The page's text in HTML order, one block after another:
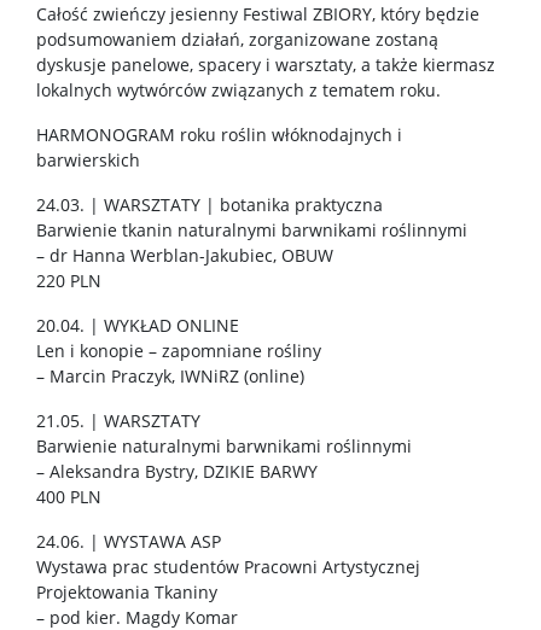
Całość zwieńczy jesienny Festiwal ZBIORY, który będzie
podsumowaniem działań, zorganizowane zostaną
dyskusje panelowe, spacery i warsztaty, a także kiermasz
lokalnych wytwórców związanych z tematem roku.
HARMONOGRAM roku roślin włóknodajnych i
barwierskich
24.03. | WARSZTATY | botanika praktyczna
Barwienie tkanin naturalnymi barwnikami roślinnymi
– dr Hanna Werblan-Jakubiec, OBUW
220 PLN
20.04. | WYKŁAD ONLINE
Len i konopie – zapomniane rośliny
– Marcin Praczyk, IWNiRZ (online)
21.05. | WARSZTATY
Barwienie naturalnymi barwnikami roślinnymi
– Aleksandra Bystry, DZIKIE BARWY
400 PLN
24.06. | WYSTAWA ASP
Wystawa prac studentów Pracowni Artystycznej
Projektowania Tkaniny
– pod kier. Magdy Komar